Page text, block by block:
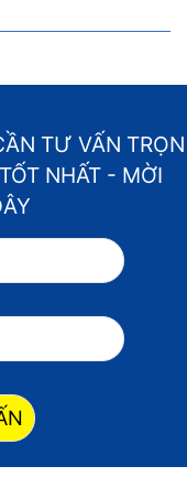
TƯ VẤN TRỌN
NHẤT - MỜI